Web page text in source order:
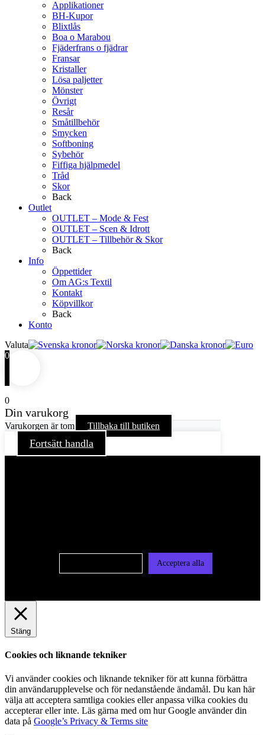
Applikationer
BH-Kupor
Blixtlås
Boa o Marabou
Fjäderfrans o fjädrar
Fransar
Kristaller
Lösa paljetter
Mönster
Övrigt
Resår
Småtillbehör
Smycken
Softboning
Sybehör
Fiffiga hjälpmedel
Tråd
Skor
Back
Outlet
OUTLET – Mode & Fest
OUTLET – Scen & Idrott
OUTLET – Tillbehör & Skor
Back
Info
Öppettider
Om AG:s Textil
Kontakt
Köpvillkor
Back
Konto
Valuta
0
0
Din varukorg
Varukorgen är tom Tillbaka till butiken
Fortsätt handla
Acceptera alla
Stäng
Cookies och liknande tekniker
Vi använder cookies och liknande tekniker för att kunna förbättra
din användarupplevelse och för nedanstående ändamål. Du kan här
välja att acceptera samtliga cookies eller anpassa vilka cookies du
accepterar eller inte. Läs gärna med om hur Google använder din
data på Google’s Privacy & Terms site